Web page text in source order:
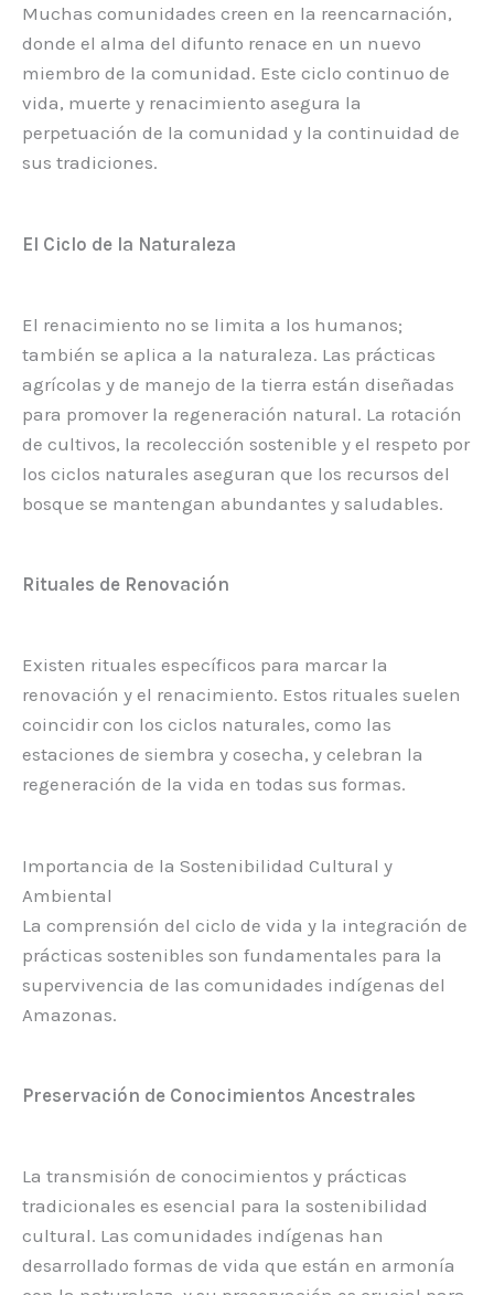
Muchas comunidades creen en la reencarnación,
donde el alma del difunto renace en un nuevo
miembro de la comunidad. Este ciclo continuo de
vida, muerte y renacimiento asegura la
perpetuación de la comunidad y la continuidad de
sus tradiciones.
El Ciclo de la Naturaleza
El renacimiento no se limita a los humanos;
también se aplica a la naturaleza. Las prácticas
agrícolas y de manejo de la tierra están diseñadas
para promover la regeneración natural. La rotación
de cultivos, la recolección sostenible y el respeto por
los ciclos naturales aseguran que los recursos del
bosque se mantengan abundantes y saludables.
Rituales de Renovación
Existen rituales específicos para marcar la
renovación y el renacimiento. Estos rituales suelen
coincidir con los ciclos naturales, como las
estaciones de siembra y cosecha, y celebran la
regeneración de la vida en todas sus formas.
Importancia de la Sostenibilidad Cultural y
Ambiental
La comprensión del ciclo de vida y la integración de
prácticas sostenibles son fundamentales para la
supervivencia de las comunidades indígenas del
Amazonas.
Preservación de Conocimientos Ancestrales
La transmisión de conocimientos y prácticas
tradicionales es esencial para la sostenibilidad
cultural. Las comunidades indígenas han
desarrollado formas de vida que están en armonía